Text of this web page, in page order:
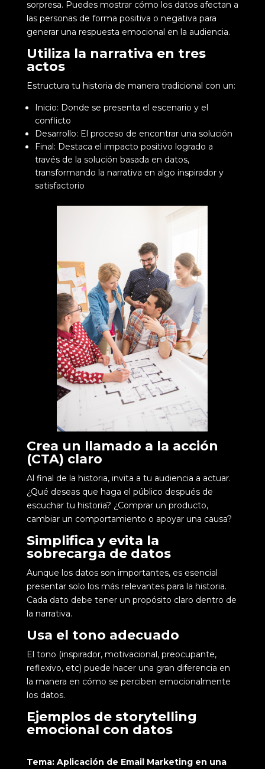
sorpresa. Puedes mostrar cómo los datos afectan a
las personas de forma positiva o negativa para
generar una respuesta emocional en la audiencia.
Utiliza la narrativa en tres
actos
Estructura tu historia de manera tradicional con un:
Inicio: Donde se presenta el escenario y el
conflicto
Desarrollo: El proceso de encontrar una solución
Final: Destaca el impacto positivo logrado a
través de la solución basada en datos,
transformando la narrativa en algo inspirador y
satisfactorio
Crea un llamado a la acción
(CTA) claro
Al final de la historia, invita a tu audiencia a actuar.
¿Qué deseas que haga el público después de
escuchar tu historia? ¿Comprar un producto,
cambiar un comportamiento o apoyar una causa?
Simplifica y evita la
sobrecarga de datos
Aunque los datos son importantes, es esencial
presentar solo los más relevantes para la historia.
Cada dato debe tener un propósito claro dentro de
la narrativa.
Usa el tono adecuado
El tono (inspirador, motivacional, preocupante,
reflexivo, etc) puede hacer una gran diferencia en
la manera en cómo se perciben emocionalmente
los datos.
Ejemplos de storytelling
emocional con datos
Tema: Aplicación de Email Marketing en una